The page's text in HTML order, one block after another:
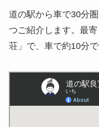
道の駅から車で30分
つご紹介します。最
荘」で、車で約10分で